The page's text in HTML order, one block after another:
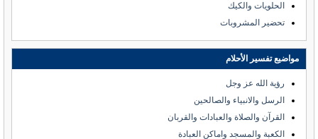
الحلويات والكيك
تحضير المشروبات
مواضيع تفسير الأحلام
رؤية الله عز وجل
الرسل والانبياء والصالحين
القرآن والصلاة والعبادات والقربان
الكعبة والمسجد واماكن العبادة